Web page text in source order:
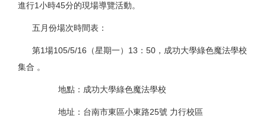
進行1小時45分的現場導覽活動。
五月份場次時間表：
第1場105/5/16（星期一）13：50，成功大學綠色魔法學校
集合 。
地點：成功大學綠色魔法學校
地址：台南市東區小東路25號 力行校區